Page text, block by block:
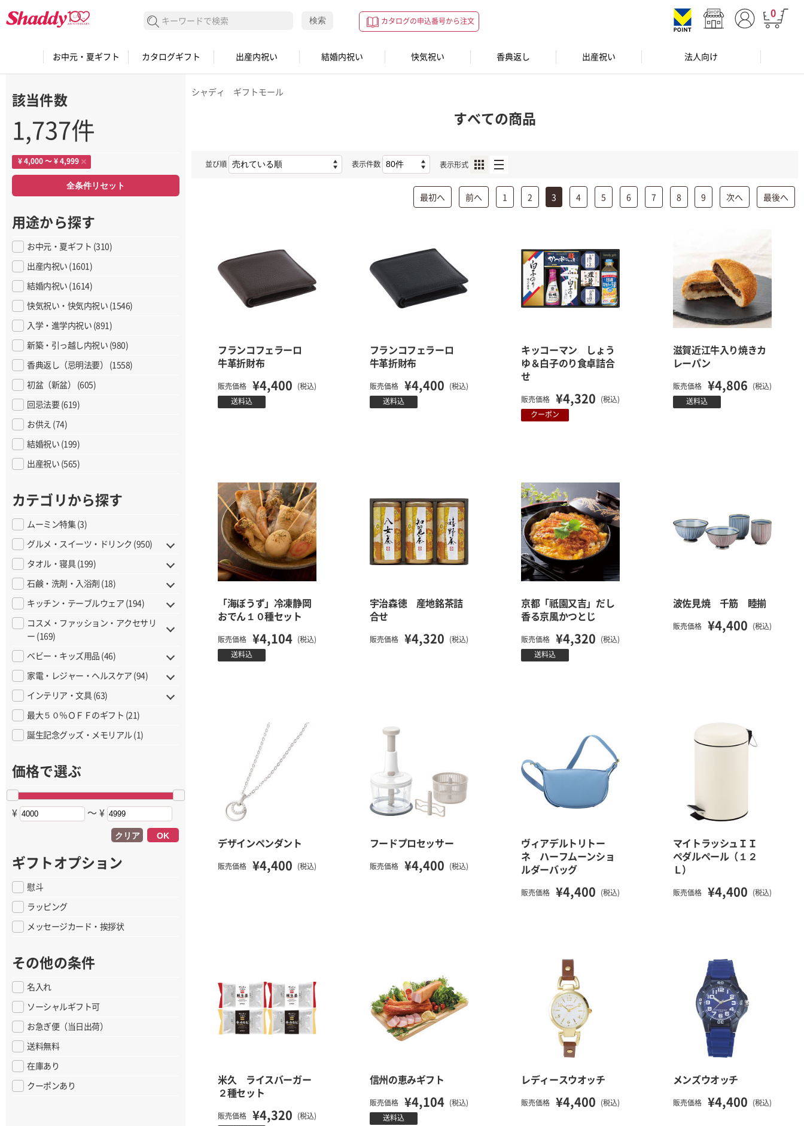
0
カタログの申込番号から注文
検索する 検索
お中元・夏ギフト カタログギフト 出産内祝い 結婚内祝い 快気祝い 香典返し 出産祝い 法人向け
シャディ ギフトモール
すべての商品
並び順 表示件数 表示形式
最初へ 前へ 1 2 3 4 5 6 7 8 9 次へ 最後へ
フランコフェラーロ
牛革折財布
販売価格 ¥4,400 (税込)
送料込
フランコフェラーロ
牛革折財布
販売価格 ¥4,400 (税込)
送料込
キッコーマン しょう
ゆ＆白子のり食卓詰合
せ
販売価格 ¥4,320 (税込)
クーポン
滋賀近江牛入り焼きカ
レーパン
販売価格 ¥4,806 (税込)
送料込
「海ぼうず」冷凍静岡
おでん１０種セット
販売価格 ¥4,104 (税込)
送料込
宇治森徳 産地銘茶詰
合せ
販売価格 ¥4,320 (税込)
京都「祇園又吉」だし
香る京風かつとじ
販売価格 ¥4,320 (税込)
送料込
波佐見焼 千筋 睦揃
販売価格 ¥4,400 (税込)
デザインペンダント
販売価格 ¥4,400 (税込)
フードプロセッサー
販売価格 ¥4,400 (税込)
ヴィアデルトリトー
ネ ハーフムーンショ
ルダーバッグ
販売価格 ¥4,400 (税込)
マイトラッシュＩＩ
ペダルペール（１２
Ｌ）
販売価格 ¥4,400 (税込)
米久 ライスバーガー
２種セット
販売価格 ¥4,320 (税込)
信州の恵みギフト
販売価格 ¥4,104 (税込)
送料込
レディースウオッチ
販売価格 ¥4,400 (税込)
メンズウオッチ
販売価格 ¥4,400 (税込)
該当件数
1,737件
¥ 4,000 〜 ¥ 4,999
全条件リセット
用途から探す
お中元・夏ギフト (310)
出産内祝い (1601)
結婚内祝い (1614)
快気祝い・快気内祝い (1546)
入学・進学内祝い (891)
新築・引っ越し内祝い (980)
香典返し（忌明法要） (1558)
初盆（新盆） (605)
回忌法要 (619)
お供え (74)
結婚祝い (199)
出産祝い (565)
カテゴリから探す
ムーミン特集 (3)
グルメ・スイーツ・ドリンク (950)
タオル・寝具 (199)
石鹸・洗剤・入浴剤 (18)
キッチン・テーブルウェア (194)
コスメ・ファッション・アクセサリ
ー (169)
ベビー・キッズ用品 (46)
家電・レジャー・ヘルスケア (94)
インテリア・文具 (63)
最大５０％ＯＦＦのギフト (21)
誕生記念グッズ・メモリアル (1)
価格で選ぶ
¥ 〜 ¥
OK
クリア
ギフトオプション
慰斗
ラッピング
メッセージカード・挨拶状
その他の条件
名入れ
ソーシャルギフト可
お急ぎ便（当日出荷）
送料無料
在庫あり
クーポンあり